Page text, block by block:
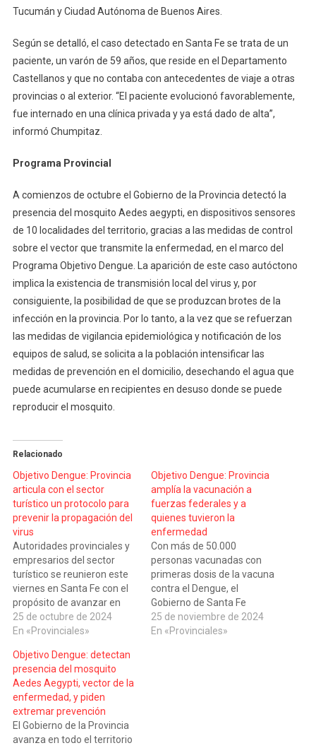
Tucumán y Ciudad Autónoma de Buenos Aires.
Según se detalló, el caso detectado en Santa Fe se trata de un
paciente, un varón de 59 años, que reside en el Departamento
Castellanos y que no contaba con antecedentes de viaje a otras
provincias o al exterior. “El paciente evolucionó favorablemente,
fue internado en una clínica privada y ya está dado de alta”,
informó Chumpitaz.
Programa Provincial
A comienzos de octubre el Gobierno de la Provincia detectó la
presencia del mosquito Aedes aegypti, en dispositivos sensores
de 10 localidades del territorio, gracias a las medidas de control
sobre el vector que transmite la enfermedad, en el marco del
Programa Objetivo Dengue. La aparición de este caso autóctono
implica la existencia de transmisión local del virus y, por
consiguiente, la posibilidad de que se produzcan brotes de la
infección en la provincia. Por lo tanto, a la vez que se refuerzan
las medidas de vigilancia epidemiológica y notificación de los
equipos de salud, se solicita a la población intensificar las
medidas de prevención en el domicilio, desechando el agua que
puede acumularse en recipientes en desuso donde se puede
reproducir el mosquito.
Relacionado
Objetivo Dengue: Provincia
articula con el sector
turístico un protocolo para
prevenir la propagación del
virus
Autoridades provinciales y
empresarios del sector
turístico se reunieron este
viernes en Santa Fe con el
propósito de avanzar en
medidas que permitan
prevenir y reducir la
durante la temporada
estival. En la Secretaría de
Turismo del Ministerio de
Desarrollo Productivo, en la
capital provincial, se
constituyó…
25 de octubre de 2024
En «Provinciales»
Objetivo Dengue: Provincia
amplía la vacunación a
fuerzas federales y a
quienes tuvieron la
enfermedad
Con más de 50.000
personas vacunadas con
primeras dosis de la vacuna
contra el Dengue, el
Gobierno de Santa Fe
anunció este lunes que
amplía su estrategia de
25 de noviembre de 2024
En «Provinciales»
Objetivo Dengue: detectan
presencia del mosquito
Aedes Aegypti, vector de la
enfermedad, y piden
extremar prevención
El Gobierno de la Provincia
avanza en todo el territorio